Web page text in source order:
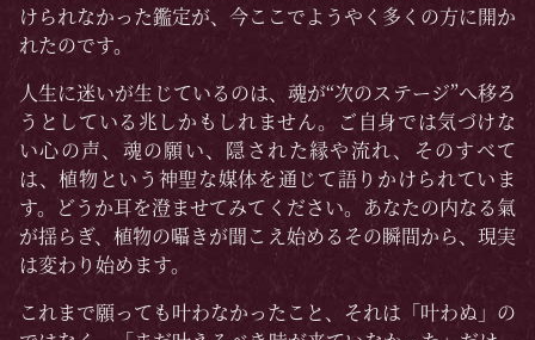
けられなかった鑑定が、今ここでようやく多くの方に開か
れたのです。
人生に迷いが生じているのは、魂が“次のステージ”へ移ろ
うとしている兆しかもしれません。ご自身では気づけな
い心の声、魂の願い、隠された縁や流れ、そのすべて
は、植物という神聖な媒体を通じて語りかけられていま
す。どうか耳を澄ませてみてください。あなたの内なる氣
が揺らぎ、植物の囁きが聞こえ始めるその瞬間から、現実
は変わり始めます。
これまで願っても叶わなかったこと、それは「叶わぬ」の